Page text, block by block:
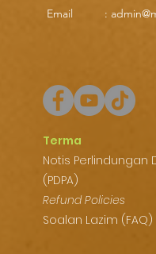
Email :
Terma
Notis Perlindungan
(PDPA)
Refund Policies
Soalan Lazim (FAQ)